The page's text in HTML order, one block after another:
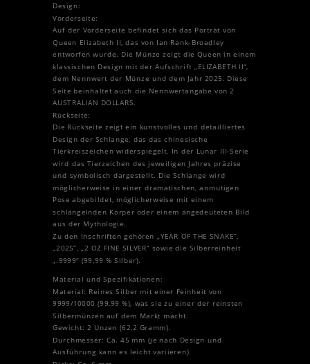
Design:
Vorderseite:
Auf der Vorderseite befindet sich das Porträt von
Queen Elizabeth II, das von Ian Rank-Broadley
entworfen wurde. Die Münze zeigt die Queen in einem
klassischen Design mit der Aufschrift „ELIZABETH II“,
dem Nennwert der Münze und dem Jahr 2025. Diese
Seite beinhaltet auch die Nennwertangabe von 2
AUSTRALIAN DOLLARS.
Rückseite:
Die Rückseite zeigt ein kunstvolles und detailliertes
Design der Schlange, das das chinesische
Tierkreiszeichen widerspiegelt. In der Lunar III-Serie
wird das Tierzeichen des jeweiligen Jahres präzise
und symbolisch dargestellt. Die Schlange wird
möglicherweise in einer dramatischen, anmutigen
Pose abgebildet, möglicherweise mit einem
schlängelnden Körper oder einem angedeuteten Bild
aus der Mythologie.
Zu den Inschriften gehören „YEAR OF THE SNAKE“,
„2025“, „2 OZ FINE SILVER“ sowie die Silberreinheit
„.9999“ (99,99 % Silber).
Material und Spezifikationen:
Material: Reines Silber mit einer Feinheit von
9999/10000 (99,99 %), was sie zu einer der reinsten
Silbermünzen auf dem Markt macht.
Gewicht: 2 Unzen (62,2 Gramm).
Durchmesser: Ca. 45 mm (je nach Design und
Ausführung kann es leicht variieren).